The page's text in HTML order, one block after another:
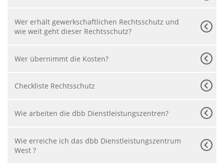
Wer erhält gewerkschaftlichen Rechtsschutz und
wie weit geht dieser Rechtsschutz?
Wer übernimmt die Kosten?
Checkliste Rechtsschutz
Wie arbeiten die dbb Dienstleistungszentren?
Wie erreiche ich das dbb Dienstleistungszentrum
West ?